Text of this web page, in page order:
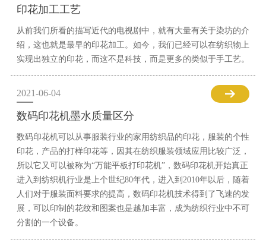
印花加工工艺
从前我们所看的描写近代的电视剧中，就有大量有关于染坊的介
绍，这也就是最早的印花加工。如今，我们已经可以在纺织物上
实现出独立的印花，而这不是科技，而是更多的类似于手工艺。
2021-06-04
数码印花机墨水质量区分
数码印花机可以从事服装行业的家用纺织品的印花，服装的个性
印花，产品的打样印花等，因其在纺织服装领域应用比较广泛，
所以它又可以被称为“万能平板打印花机”，数码印花机开始真正
进入到纺织机行业是上个世纪80年代，进入到2010年以后，随着
人们对于服装面料要求的提高，数码印花机技术得到了飞速的发
展，可以印制的花纹和图案也是越加丰富，成为纺织行业中不可
分割的一个设备。